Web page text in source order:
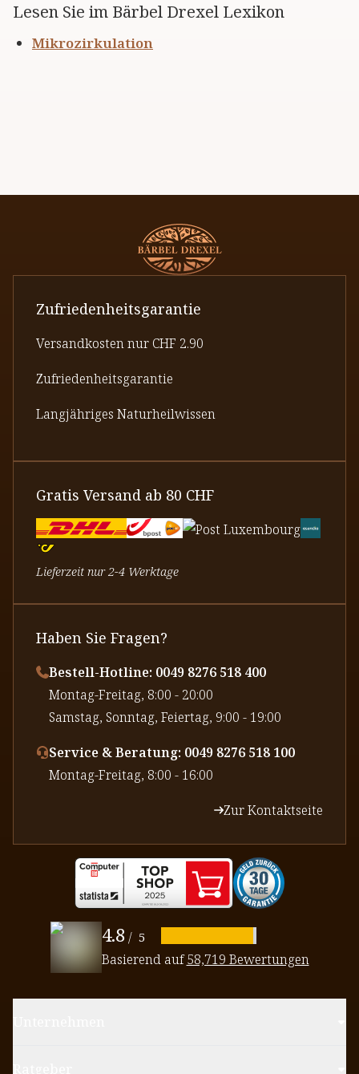
Lesen Sie im Bärbel Drexel Lexikon
Mikrozirkulation
Zufriedenheitsgarantie
Versandkosten nur CHF 2.90
Zufriedenheitsgarantie
Langjähriges Naturheilwissen
Gratis Versand ab 80 CHF
Lieferzeit nur 2-4 Werktage
Haben Sie Fragen?
Bestell-Hotline: 0049 8276 518 400
⁠Montag-Freitag, 8:00 - 20:00
⁠Samstag, Sonntag, Feiertag, 9:00 - 19:00
Service & Beratung: 0049 8276 518 100
⁠Montag-Freitag, 8:00 - 16:00
Zur Kontaktseite
4.8 / 5
Basierend auf58,719 Bewertungen